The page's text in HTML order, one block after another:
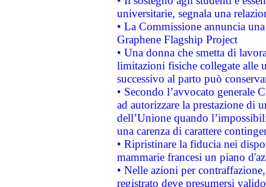
universitarie, segnala una
• La Commissione annuncia
Graphene Flagship Project
• Una donna che smetta di
limitazioni fisiche collegate alle
successivo al parto può
• Secondo l’avvocato
ad autorizzare la prestazione di
dell’Unione quando
una carenza di carattere
• Ripristinare la fiducia nei
mammarie francesi un piano
• Nelle azioni per
registrato deve presumersi